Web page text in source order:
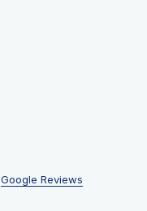
Google Reviews